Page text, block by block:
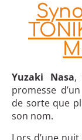
Yuzaki Nasa,
promesse
de sorte que
son nom.